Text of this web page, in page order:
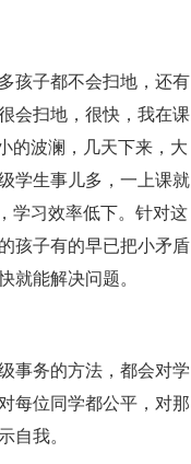
孩子都不会扫地，还有
会扫地，很快，我在课
的波澜，几天下来，大
学生事儿多，一上课就
学习效率低下。针对这
孩子有的早已把小矛盾
就能解决问题。
事务的方法，都会对学
每位同学都公平，对那
自我。